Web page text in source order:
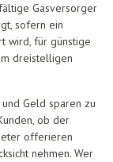
Gasversorger
sofern ein
wird, für günstige
dreistelligen
Geld sparen zu
ob der
offerieren
nehmen. Wer